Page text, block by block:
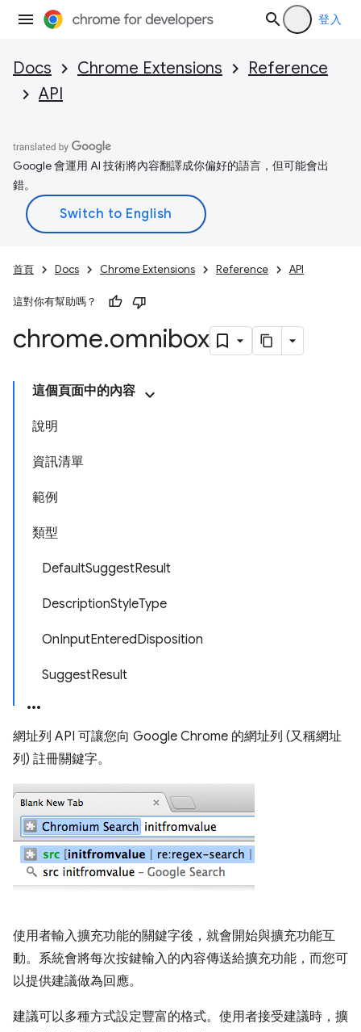
登入
Docs Chrome Extensions
Reference
API
Google 會運用 AI 技術將內容翻譯成你偏好的語言，但可能會出
錯。
首頁 Docs Chrome Extensions Reference API
這對你有幫助嗎？
chrome.omnibox
這個頁面中的內容
說明
資訊清單
範例
類型
DefaultSuggestResult
DescriptionStyleType
OnInputEnteredDisposition
SuggestResult
網址列 API 可讓您向 Google Chrome 的網址列 (又稱網址
列) 註冊關鍵字。
使用者輸入擴充功能的關鍵字後，就會開始與擴充功能互
動。系統會將每次按鍵輸入的內容傳送給擴充功能，而您可
以提供建議做為回應。
建議可以多種方式設定豐富的格式。使用者接受建議時，擴